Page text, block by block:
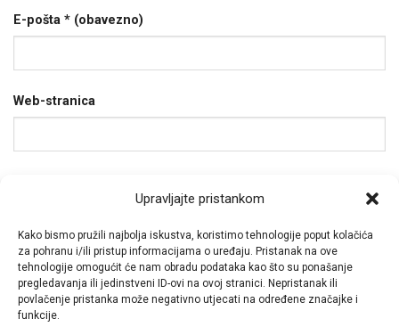
Upravljajte pristankom
Kako bismo pružili najbolja iskustva, koristimo tehnologije poput kolačića
za pohranu i/ili pristup informacijama o uređaju. Pristanak na ove
tehnologije omogućit će nam obradu podataka kao što su ponašanje
pregledavanja ili jedinstveni ID-ovi na ovoj stranici. Nepristanak ili
povlačenje pristanka može negativno utjecati na određene značajke i
funkcije.
E-pošta * (obavezno)
Web-stranica
komentirao.